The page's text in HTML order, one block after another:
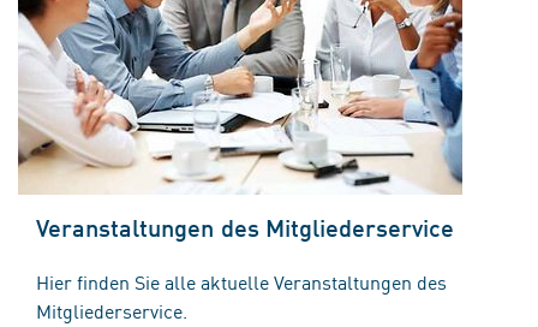
Veranstaltungen des Mitgliederservice
Hier finden Sie alle aktuelle Veranstaltungen des
Mitgliederservice.